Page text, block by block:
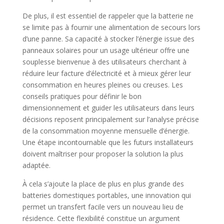
De plus, il est essentiel de rappeler que la batterie ne
se limite pas à fournir une alimentation de secours lors
d’une panne. Sa capacité à stocker l’énergie issue des
panneaux solaires pour un usage ultérieur offre une
souplesse bienvenue à des utilisateurs cherchant à
réduire leur facture d’électricité et à mieux gérer leur
consommation en heures pleines ou creuses. Les
conseils pratiques pour définir le bon
dimensionnement et guider les utilisateurs dans leurs
décisions reposent principalement sur l’analyse précise
de la consommation moyenne mensuelle d’énergie.
Une étape incontournable que les futurs installateurs
doivent maîtriser pour proposer la solution la plus
adaptée.
À cela s’ajoute la place de plus en plus grande des
batteries domestiques portables, une innovation qui
permet un transfert facile vers un nouveau lieu de
résidence. Cette flexibilité constitue un argument